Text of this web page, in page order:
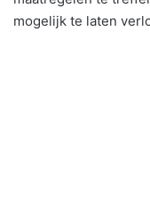
mogelijk te laten